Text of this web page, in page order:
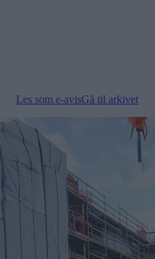
Les som e-avisGå til arkivet